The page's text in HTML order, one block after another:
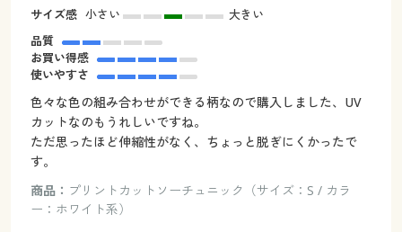
サイズ感 小さい
大きい
品質
お買い得感
使いやすさ
色々な色の組み合わせができる柄なので購入しました、UV
カットなのもうれしいですね。
ただ思ったほど伸縮性がなく、ちょっと脱ぎにくかったで
す。
商品： プリントカットソーチュニック（サイズ：S / カラ
ー：ホワイト系）